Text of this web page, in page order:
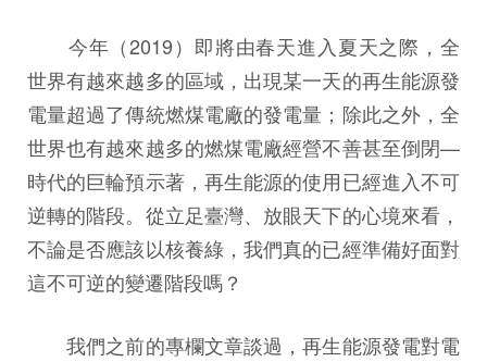
今年（2019）即將由春天進入夏天之際，全
世界有越來越多的區域，出現某一天的再生能源發
電量超過了傳統燃煤電廠的發電量；除此之外，全
世界也有越來越多的燃煤電廠經營不善甚至倒閉—
時代的巨輪預示著，再生能源的使用已經進入不可
逆轉的階段。從立足臺灣、放眼天下的心境來看，
不論是否應該以核養綠，我們真的已經準備好面對
這不可逆的變遷階段嗎？
我們之前的專欄文章談過，再生能源發電對電